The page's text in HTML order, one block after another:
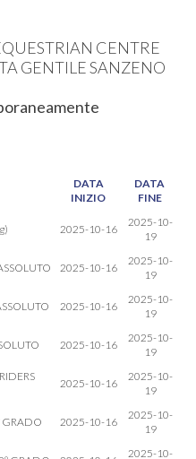
CENTRE
GENTILE SANZENO
DATA
INIZIO
DATA
FINE
2025-10-16
2025-10-
19
2025-10-16
2025-10-
19
2025-10-16
2025-10-
19
2025-10-16
2025-10-
19
2025-10-16
2025-10-
19
GRADO 2025-10-16
2025-10-
19
2025-10-